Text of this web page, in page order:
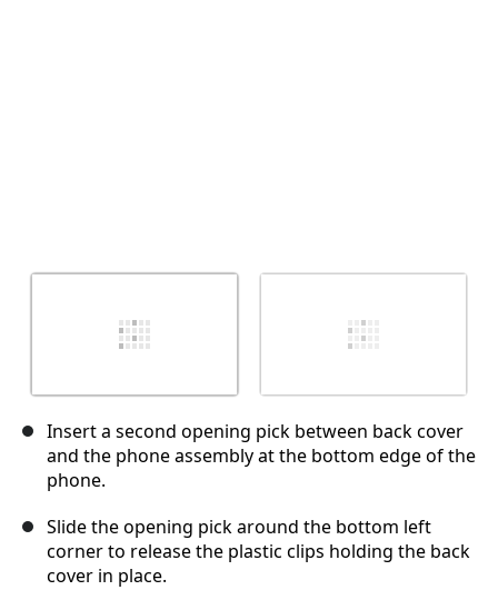
Insert a second opening pick between back cover
and the phone assembly at the bottom edge of the
phone.
Slide the opening pick around the bottom left
corner to release the plastic clips holding the back
cover in place.